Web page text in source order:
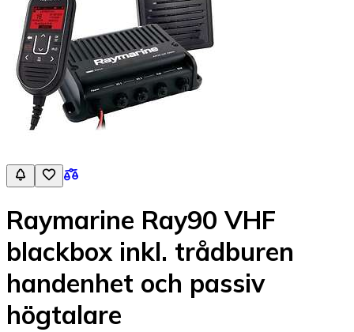
Raymarine Ray90 VHF
blackbox inkl. trådburen
handenhet och passiv
högtalare